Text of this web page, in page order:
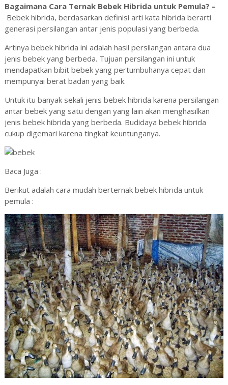
Bagaimana Cara Ternak Bebek Hibridauntuk Pemula? –
Bebek hibrida, berdasarkan definisi arti kata hibrida berarti
generasi persilangan antar jenis populasi yang berbeda.
Artinya bebek hibrida ini adalah hasil persilangan antara dua
jenis bebek yang berbeda. Tujuan persilangan ini untuk
mendapatkan bibit bebek yang pertumbuhanya cepat dan
mempunyai berat badan yang baik.
Untuk itu banyak sekali jenis bebek hibrida karena persilangan
antar bebek yang satu dengan yang lain akan menghasilkan
jenis bebek hibrida yang berbeda. Budidaya bebek hibrida
cukup digemari karena tingkat keuntunganya.
Baca Juga :
Berikut adalah cara mudah berternak bebek hibrida untuk
pemula :